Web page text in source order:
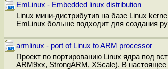
EmLinux - Embedded linux distribution
Linux мини-дистрибутив на базе Linux
EmLinux больше подходит для создания
armlinux - port of Linux to ARM processor
Проект по портированию Linux ядра под
ARM9xx, StrongARM, XScale). В